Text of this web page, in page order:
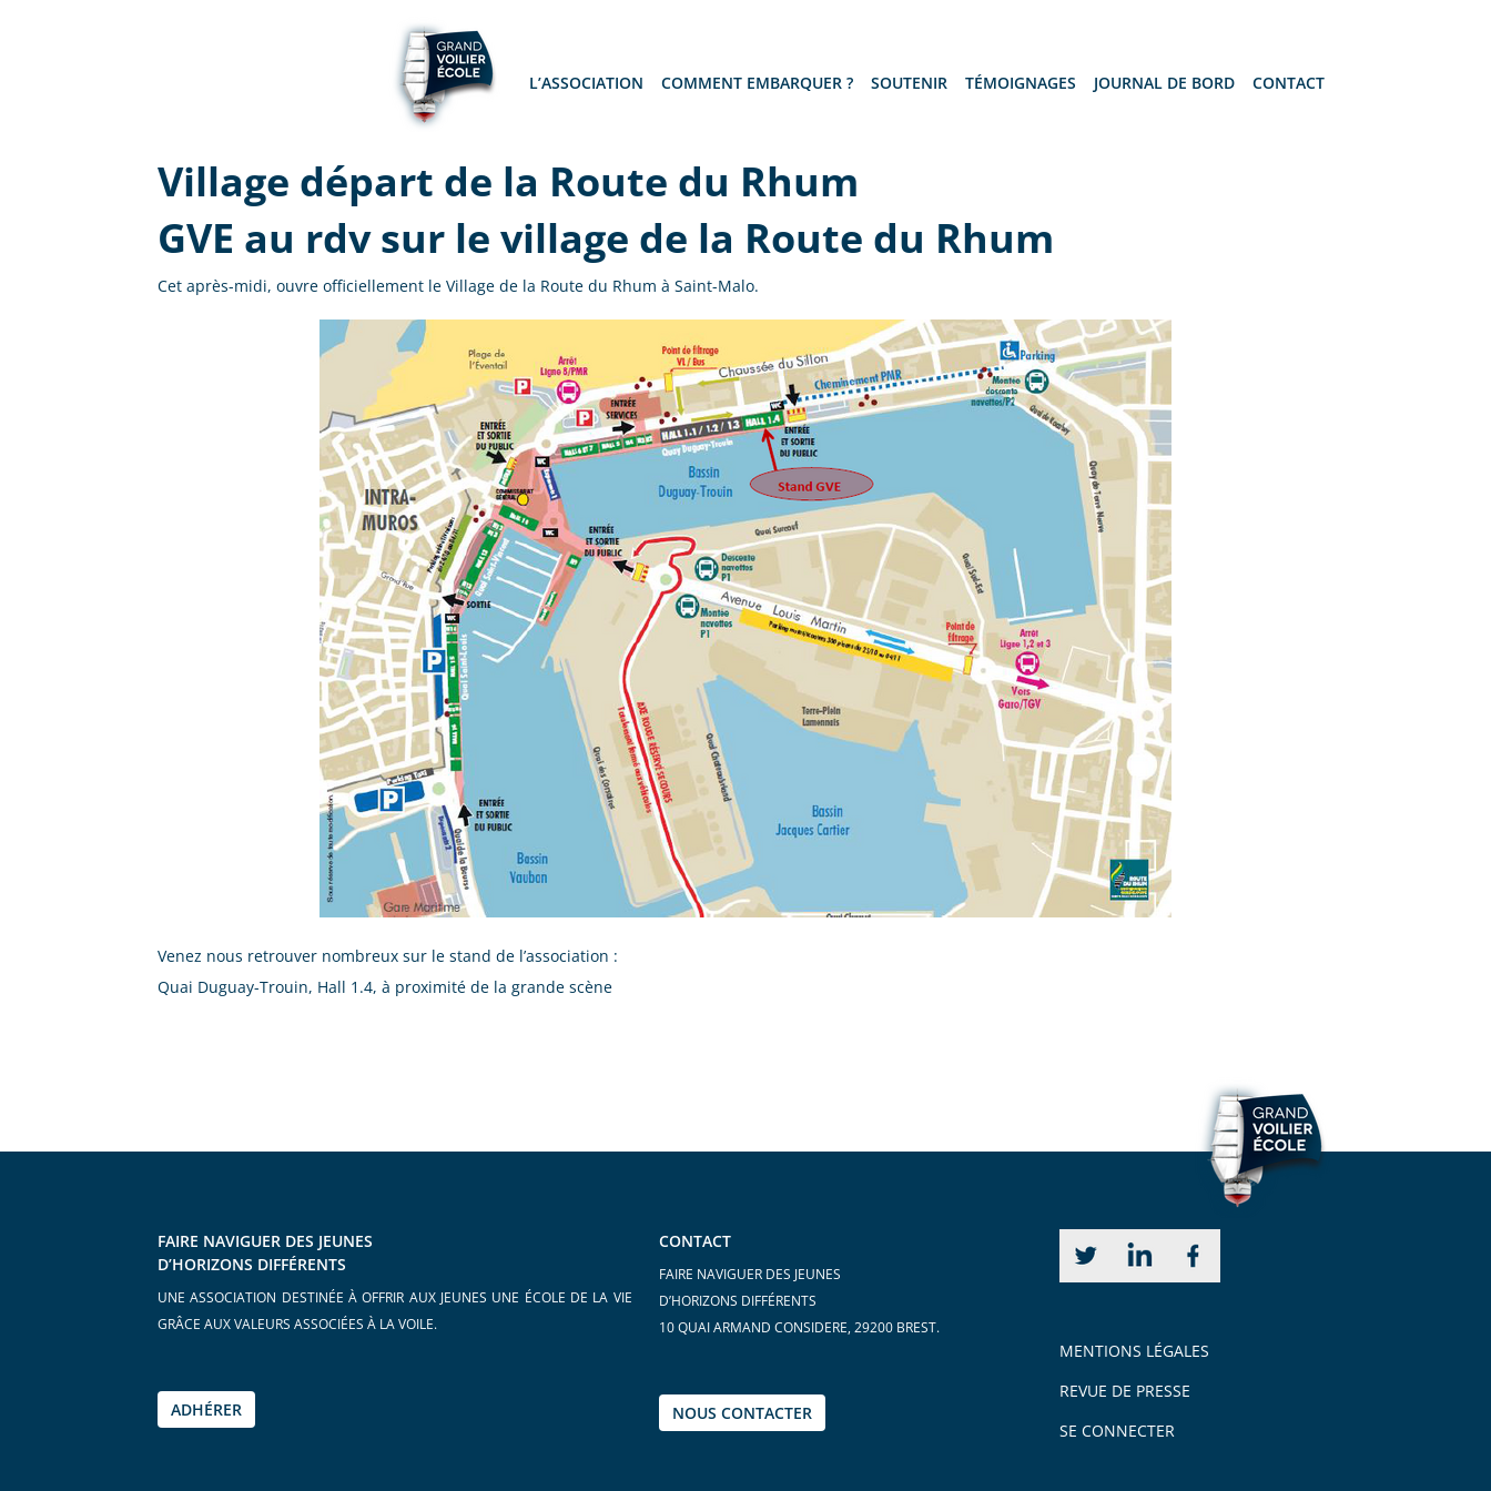
L’ASSOCIATION COMMENT EMBARQUER ? SOUTENIR TÉMOIGNAGES JOURNAL DE BORD CONTACT
Village départ de la Route du Rhum
GVE au rdv sur le village de la Route du Rhum
Cet après-midi, ouvre officiellement le Village de la Route du Rhum à Saint-Malo.
Venez nous retrouver nombreux sur le stand de l’association :
Quai Duguay-Trouin, Hall 1.4, à proximité de la grande scène
FAIRE NAVIGUER DES JEUNES
D’HORIZONS DIFFÉRENTS
UNE ASSOCIATION DESTINÉE À OFFRIR AUX JEUNES UNE ÉCOLE DE LA VIE
GRÂCE AUX VALEURS ASSOCIÉES À LA VOILE.
ADHÉRER
CONTACT
FAIRE NAVIGUER DES JEUNES
D’HORIZONS DIFFÉRENTS
10 QUAI ARMAND CONSIDERE, 29200 BREST.
NOUS CONTACTER
MENTIONS LÉGALES
REVUE DE PRESSE
SE CONNECTER